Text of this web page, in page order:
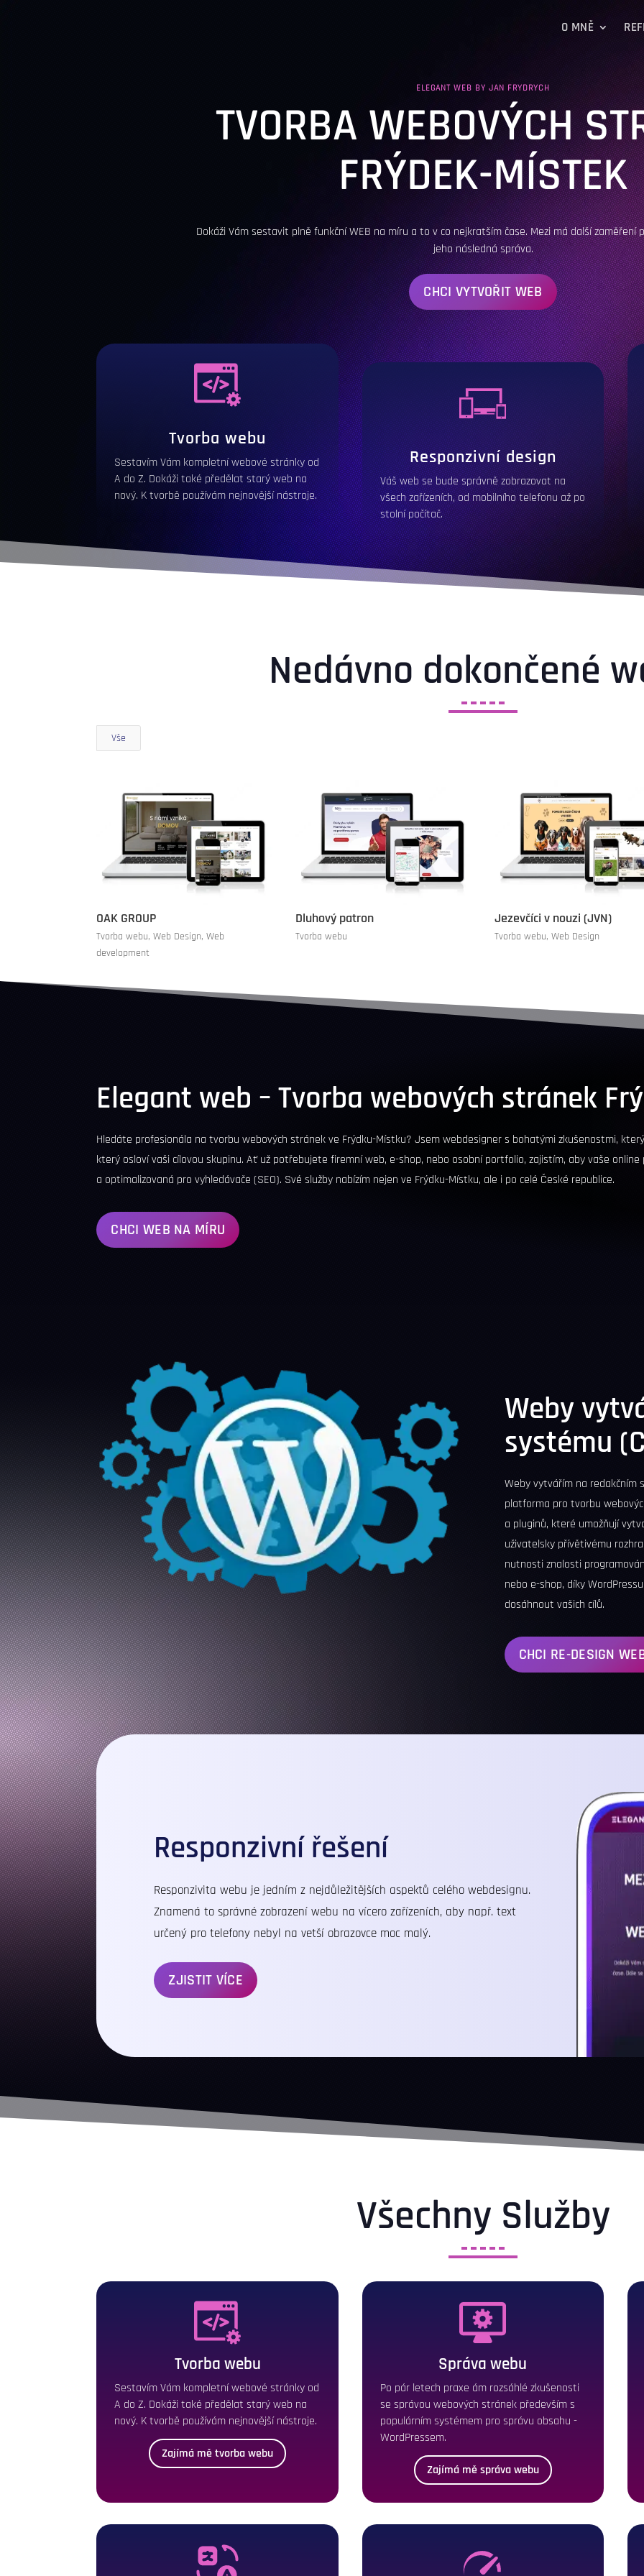
O MNĚ
ELEGANT WEB BY JAN FRYDRYCH
TVORBA WEBOVÝCH
FRÝDEK-MÍSTEK
Dokáži Vám sestavit plně funkční WEB na míru a to v co nejkratším čase. Mezi má další
jeho následná správa.
CHCI VYTVOŘIT WEB
Tvorba webu
Sestavím Vám kompletní webové stránky od
A do Z. Dokáži také předělat starý web na
nový. K tvorbě používám nejnovější nástroje.
Responzivní design
Váš web se bude správně zobrazovat na
všech zařízeních, od mobilního telefonu až po
stolní počítač.
Nedávno dokončené
Vše
OAK GROUP
Tvorba webu,Web Design,Web
development
Dluhový patron
Tvorba webu
Jezevčíci v nouzi (JVN)
Tvorba webu,Web Design
Elegant web – Tvorba webových stránek
Hledáte profesionála na tvorbu webových stránek ve Frýdku-Místku? Jsem webdesigner s bohatými zkušenostmi,
který osloví vaši cílovou skupinu. Ať už potřebujete firemní web, e-shop, nebo osobní portfolio, zajistím, aby vaše
a optimalizovaná pro vyhledávače (SEO). Své služby nabízím nejen ve Frýdku-Místku, ale i po celé České republice.
CHCI WEB NA MÍRU
Weby
systému
Weby vytvářím na redakčním
platforma pro tvorbu
a pluginů, které umožňují
uživatelsky přívětivému
nutnosti znalosti
nebo e-shop, díky
dosáhnout vašich cílů.
CHCI RE-DESIGN
Responzivní řešení
Responzivita webu je jedním z nejdůležitějších aspektů celého webdesignu.
Znamená to správné zobrazení webu na vícero zařízeních, aby např. text
určený pro telefony nebyl na vetší obrazovce moc malý.
ZJISTIT VÍCE
Všechny Služby
Tvorba webu
Sestavím Vám kompletní webové stránky od
A do Z. Dokáži také předělat starý web na
nový. K tvorbě používám nejnovější nástroje.
Zajímá mě tvorba webu
Správa webu
Po pár letech praxe ám rozsáhlé zkušenosti
se správou webových stránek především s
populárním systémem pro správu obsahu -
WordPressem.
Zajímá mě správa webu